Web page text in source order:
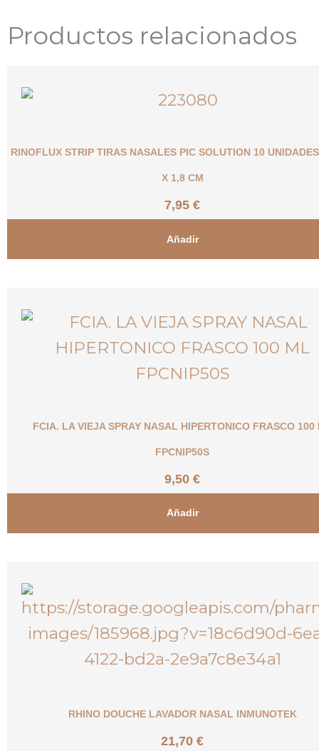
Productos relacionados
RINOFLUX STRIP TIRAS NASALES PIC SOLUTION 10
X 1,8 CM
7,95 €
Añadir
FCIA. LA VIEJA SPRAY NASAL HIPERTONICO FRASCO 100
FPCNIP50S
9,50 €
Añadir
RHINO DOUCHE LAVADOR NASAL INMUNOTEK
21,70 €